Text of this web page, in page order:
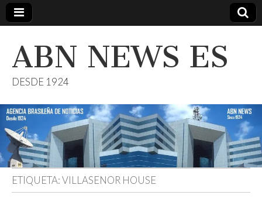
ABN NEWS ES
DESDE 1924
ETIQUETA:VILLASENOR HOUSE